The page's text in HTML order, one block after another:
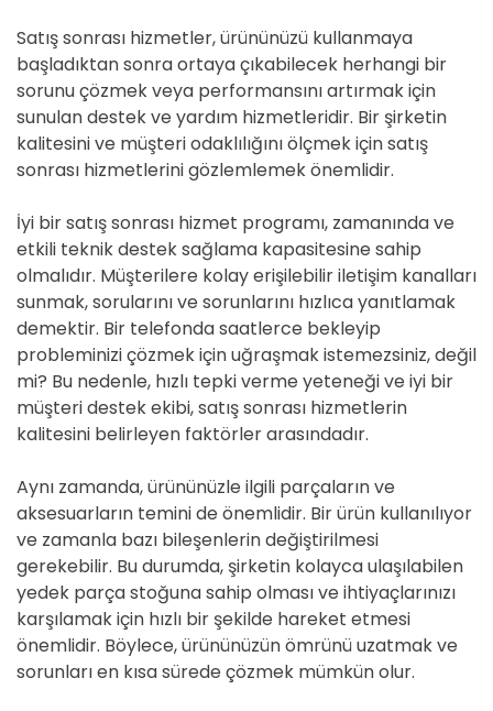
Satış sonrası hizmetler, ürününüzü kullanmaya
başladıktan sonra ortaya çıkabilecek herhangi bir
sorunu çözmek veya performansını artırmak için
sunulan destek ve yardım hizmetleridir. Bir şirketin
kalitesini ve müşteri odaklılığını ölçmek için satış
sonrası hizmetlerini gözlemlemek önemlidir.
İyi bir satış sonrası hizmet programı, zamanında ve
etkili teknik destek sağlama kapasitesine sahip
olmalıdır. Müşterilere kolay erişilebilir iletişim kanalları
sunmak, sorularını ve sorunlarını hızlıca yanıtlamak
demektir. Bir telefonda saatlerce bekleyip
probleminizi çözmek için uğraşmak istemezsiniz, değil
mi? Bu nedenle, hızlı tepki verme yeteneği ve iyi bir
müşteri destek ekibi, satış sonrası hizmetlerin
kalitesini belirleyen faktörler arasındadır.
Aynı zamanda, ürününüzle ilgili parçaların ve
aksesuarların temini de önemlidir. Bir ürün kullanılıyor
ve zamanla bazı bileşenlerin değiştirilmesi
gerekebilir. Bu durumda, şirketin kolayca ulaşılabilen
yedek parça stoğuna sahip olması ve ihtiyaçlarınızı
karşılamak için hızlı bir şekilde hareket etmesi
önemlidir. Böylece, ürününüzün ömrünü uzatmak ve
sorunları en kısa sürede çözmek mümkün olur.